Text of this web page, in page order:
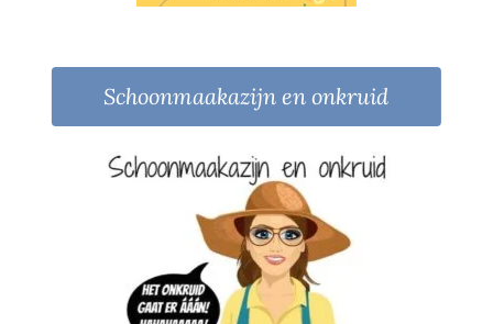
Schoonmaakazijn en onkruid